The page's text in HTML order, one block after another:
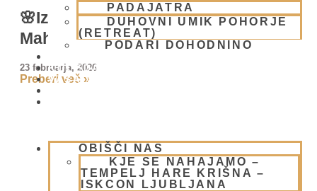
PADAJATRA
DUHOVNI UMIK POHORJE
(RETREAT)
PODARI DOHODNINO
KOLEDAR
VAŠA VPRAŠANJA
OBIŠČI NAS
KJE SE NAHAJAMO –
TEMPELJ HARE KRIŠNA –
ISKCON LJUBLJANA
🌸Izlet v Prabhupadadesh in
MahaHarinam v Benetkah🌸
23 februarja, 2026
Preberi več »